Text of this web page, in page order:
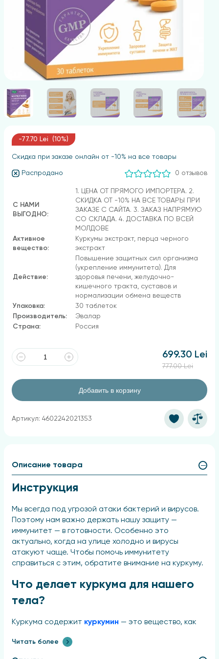
-77.70 Lei (10%)
Скидка при заказе онлайн от -10% на все товары
Распродано 0 отзывов
С НАМИ
ВЫГОДНО:
1. ЦЕНА ОТ ПРЯМОГО ИМПОРТЕРА. 2.
СКИДКА ОТ -10% НА ВСЕ ТОВАРЫ ПРИ
ЗАКАЗЕ С САЙТА. 3. ЗАКАЗ НАПРЯМУЮ
СО СКЛАДА. 4. ДОСТАВКА ПО ВСЕЙ
МОЛДОВЕ
Активное
вещество:
Куркумы экстракт, перца черного
экстракт
Действие:
Повышение защитных сил организма
(укрепление иммунитета). Для
здоровья печени, желудочно-
кишечного тракта, суставов и
нормализации обмена веществ
Упаковка:
30 таблеток
Производитель:
Эвалар
Страна:
Россия
699.30 Lei
777.00 Lei
Добавить в корзину
Артикул: 4602242021353
Описание товара
Инструкция
Мы всегда под угрозой атаки бактерий и вирусов.
Поэтому нам важно держать нашу защиту —
иммунитет — в готовности. Особенно это
актуально, когда на улице холодно и вирусы
атакуют чаще. Чтобы помочь иммунитету
справиться с этим, обратите внимание на куркуму.
Что делает куркума для нашего
тела?
Куркума содержит куркумин — это вещество, как
помогает бороться с микробами. Куркумин
Читать более